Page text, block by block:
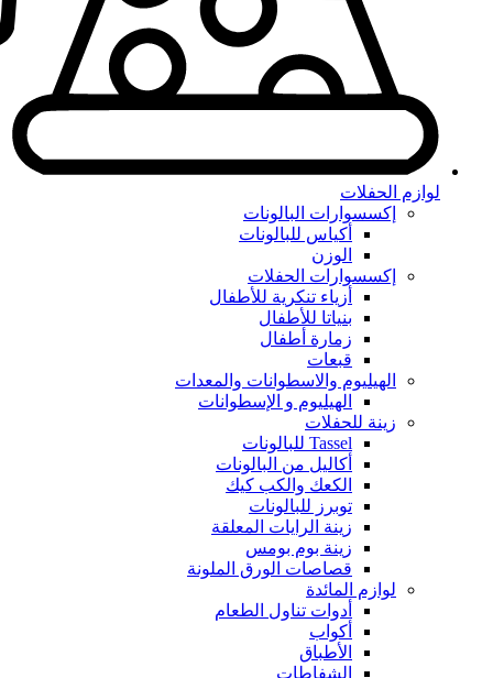
لوازم الحفلات
إكسسوارات البالونات
أكياس للبالونات
الوزن
إكسسوارات الحفلات
أزياء تنكرية للأطفال
بنياتا للأطفال
زمارة أطفال
قبعات
الهيليوم والاسطوانات والمعدات
الهيليوم و الإسطوانات
زينة للحفلات
Tassel للبالونات
أكاليل من البالونات
الكعك والكب كيك
توبرز للبالونات
زينة الرايات المعلقة
زينة بوم بومس
قصاصات الورق الملونة
لوازم المائدة
أدوات تناول الطعام
أكواب
الأطباق
الشفاطات